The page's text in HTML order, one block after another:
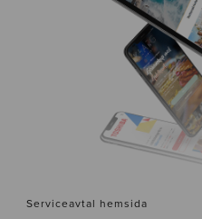
Serviceavtal hemsida